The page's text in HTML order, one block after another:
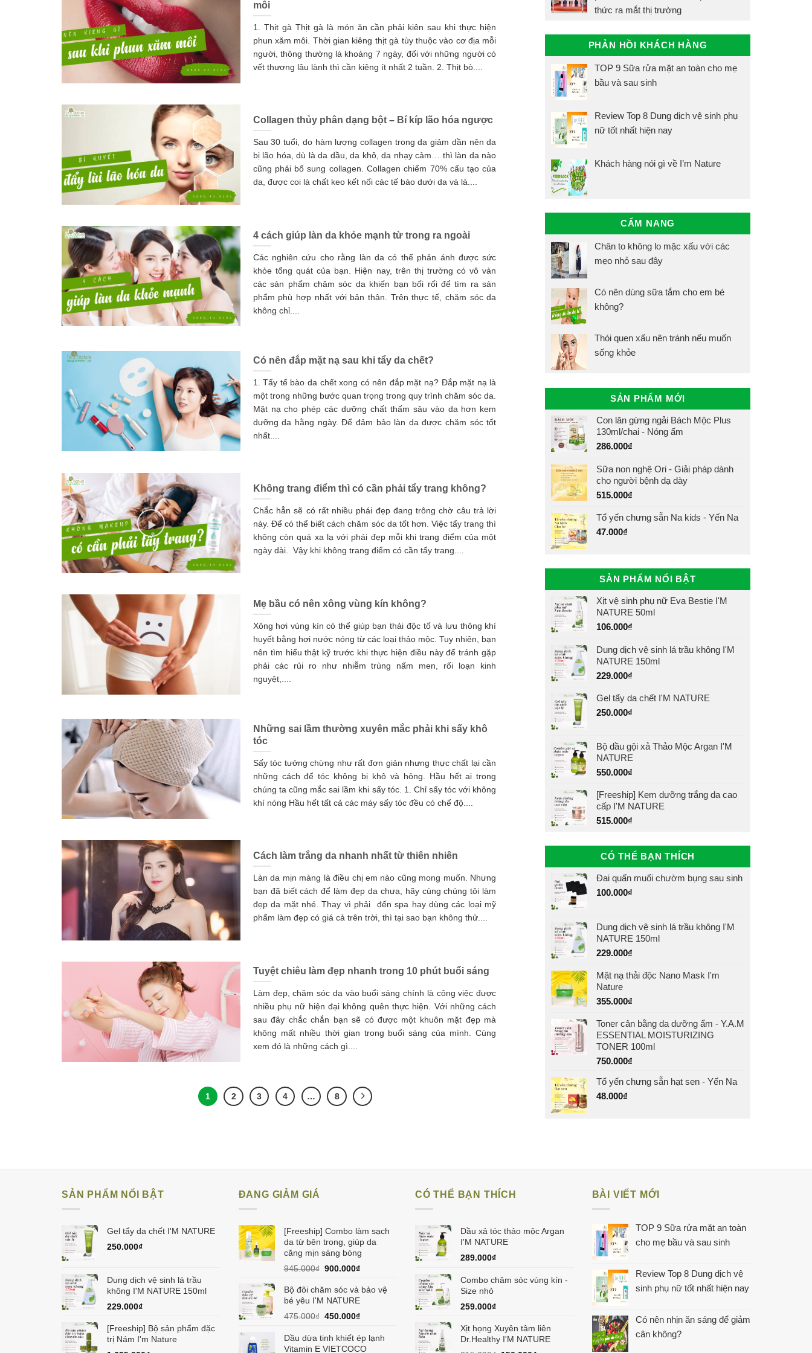
môi
1. Thịt gà Thịt gà là món ăn cần phải kiên sau khi thực hiện
phun xăm môi. Thời gian kiêng thịt gà tùy thuộc vào cơ địa mỗi
người, thông thường là khoảng 7 ngày, đối với những người có
vết thương lâu lành thì cần kiêng ít nhất 2 tuần. 2. Thịt bò....
Collagen thủy phân dạng bột – Bí kíp lão hóa ngược
Sau 30 tuổi, do hàm lượng collagen trong da giảm dần nên da
bị lão hóa, dù là da dầu, da khô, da nhạy cảm… thì làn da nào
cũng phải bổ sung collagen. Collagen chiếm 70% cấu tạo của
da, được coi là chất keo kết nối các tế bào dưới da và là....
4 cách giúp làn da khỏe mạnh từ trong ra ngoài
Các nghiên cứu cho rằng làn da có thể phản ánh được sức
khỏe tổng quát của bạn. Hiện nay, trên thị trường có vô vàn
các sản phẩm chăm sóc da khiến bạn bối rối để tìm ra sản
phẩm phù hợp nhất với bản thân. Trên thực tế, chăm sóc da
không chỉ....
Có nên đắp mặt nạ sau khi tẩy da chết?
1. Tẩy tế bào da chết xong có nên đắp mặt nạ? Đắp mặt nạ là
một trong những bước quan trọng trong quy trình chăm sóc da.
Mặt nạ cho phép các dưỡng chất thấm sâu vào da hơn kem
dưỡng da hằng ngày. Để đảm bảo làn da được chăm sóc tốt
nhất....
Không trang điểm thì có cần phải tẩy trang không?
Chắc hẳn sẽ có rất nhiều phái đẹp đang trông chờ câu trả lời
này. Để có thể biết cách chăm sóc da tốt hơn. Việc tẩy trang thì
không còn quá xa lạ với phái đẹp mỗi khi trang điểm của một
ngày dài. Vậy khi không trang điểm có cần tẩy trang....
Mẹ bầu có nên xông vùng kín không?
Xông hơi vùng kín có thể giúp bạn thải độc tố và lưu thông khí
huyết bằng hơi nước nóng từ các loại thảo mộc. Tuy nhiên, bạn
nên tìm hiểu thật kỹ trước khi thực hiện điều này để tránh gặp
phải các rủi ro như nhiễm trùng nấm men, rối loạn kinh
nguyệt,....
Những sai lầm thường xuyên mắc phải khi sấy khô
tóc
Sấy tóc tưởng chừng như rất đơn giản nhưng thực chất lại cần
những cách để tóc không bị khô và hỏng. Hầu hết ai trong
chúng ta cũng mắc sai lầm khi sấy tóc. 1. Chỉ sấy tóc với không
khí nóng Hầu hết tất cả các máy sấy tóc đều có chế độ....
Cách làm trắng da nhanh nhất từ thiên nhiên
Làn da mịn màng là điều chị em nào cũng mong muốn. Nhưng
bạn đã biết cách để làm đẹp da chưa, hãy cùng chúng tôi làm
đẹp da mặt nhé. Thay vì phải đến spa hay dùng các loại mỹ
phẩm làm đẹp có giá cả trên trời, thì tại sao bạn không thử....
Tuyệt chiêu làm đẹp nhanh trong 10 phút buổi sáng
Làm đẹp, chăm sóc da vào buổi sáng chính là công việc được
nhiều phụ nữ hiện đại không quên thực hiện. Với những cách
sau đây chắc chắn bạn sẽ có được một khuôn mặt đẹp mà
không mất nhiều thời gian trong buổi sáng của mình. Cùng
xem đó là những cách gì....
1 2 3 4 … 8
thức ra mắt thị trường
PHẢN HỒI KHÁCH HÀNG
TOP 9 Sữa rửa mặt an toàn cho mẹ
bầu và sau sinh
Review Top 8 Dung dịch vệ sinh phụ
nữ tốt nhất hiện nay
Khách hàng nói gì về I’m Nature
CẨM NANG
Chân to không lo mặc xấu với các
mẹo nhỏ sau đây
Có nên dùng sữa tắm cho em bé
không?
Thói quen xấu nên tránh nếu muốn
sống khỏe
SẢN PHẨM MỚI
Con lăn gừng ngải Bách Mộc Plus
130ml/chai - Nóng ấm
286.000₫
Sữa non nghệ Ori - Giải pháp dành
cho người bệnh dạ dày
515.000₫
Tổ yến chưng sẵn Na kids - Yến Na
47.000₫
SẢN PHẨM NỔI BẬT
Xịt vệ sinh phụ nữ Eva Bestie I'M
NATURE 50ml
106.000₫
Dung dịch vệ sinh lá trầu không I'M
NATURE 150ml
229.000₫
Gel tẩy da chết I'M NATURE
250.000₫
Bộ dầu gội xả Thảo Mộc Argan I'M
NATURE
550.000₫
[Freeship] Kem dưỡng trắng da cao
cấp I'M NATURE
515.000₫
CÓ THỂ BẠN THÍCH
Đai quấn muối chườm bụng sau sinh
100.000₫
Dung dịch vệ sinh lá trầu không I'M
NATURE 150ml
229.000₫
Mặt nạ thải độc Nano Mask I'm
Nature
355.000₫
Toner cân bằng da dưỡng ẩm - Y.A.M
ESSENTIAL MOISTURIZING
TONER 100ml
750.000₫
Tổ yến chưng sẵn hạt sen - Yến Na
48.000₫
SẢN PHẨM NỔI BẬT
Gel tẩy da chết I'M NATURE
250.000₫
Dung dịch vệ sinh lá trầu
không I'M NATURE 150ml
229.000₫
[Freeship] Bộ sản phẩm đặc
trị Nám I'm Nature
ĐANG GIẢM GIÁ
[Freeship] Combo làm sạch
da từ bên trong, giúp da
căng mịn sáng bóng
945.000₫ Giá
là:
945.000₫.
900.000₫Giá
tại
là:
900.000₫.
Bộ đôi chăm sóc và bảo vệ
bé yêu I'M NATURE
475.000₫ Giá
là:
475.000₫.
450.000₫Giá
tại
là:
Dầu dừa tinh khiết ép lạnh
Vitamin E VIETCOCO
CÓ THỂ BẠN THÍCH
Dầu xả tóc thảo mộc Argan
I'M NATURE
289.000₫
Combo chăm sóc vùng kín -
Size nhỏ
259.000₫
Xịt họng Xuyên tâm liên
Dr.Healthy I'M NATURE
BÀI VIẾT MỚI
TOP 9 Sữa rửa mặt an toàn
cho mẹ bầu và sau sinh
Review Top 8 Dung dịch vệ
sinh phụ nữ tốt nhất hiện nay
Có nên nhịn ăn sáng để giảm
cân không?